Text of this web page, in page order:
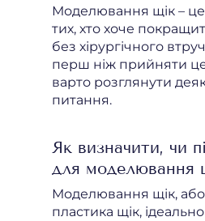
Моделювання щік –
тих, хто хоче
без хірургічного
перш ніж прийняти
варто розглянути
питання.
Як визначити, чи
для моделювання
Моделювання щік,
пластика щік,